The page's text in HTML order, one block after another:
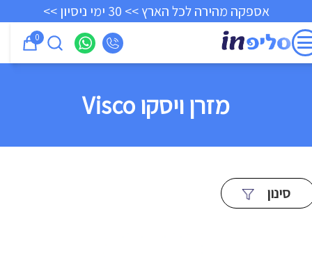
אספקה מהירה לכל הארץ >> 30 ימי ניסיון >>
0
מזרן ויסקו Visco
סינון